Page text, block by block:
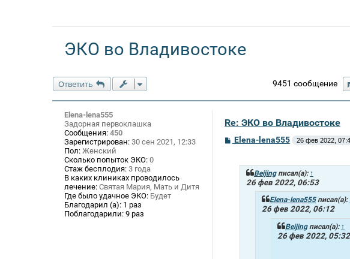
ЭКО во Владивостоке
Ответить 9451 сообщение
Elena-lena555
Задорная первоклашка
Сообщения: 450
Зарегистрирован: 30 сен 2021, 12:33
Пол: Женский
Сколько попыток ЭКО: 0
Стаж бесплодия: 3 года
В каких клиниках проводилось
лечение: Святая Мария, Мать и Дитя
Где было удачное ЭКО: Будет
Благодарил (а): 1 раз
Поблагодарили: 9 раз
Re: ЭКО во Владивостоке
СElena-lena555 26 фев 2022,
Beijingписал(а): ↑
26 фев 2022, 06:53
Elena-lena555писал(а):
26 фев 2022, 06:12
Beijingписал(а): ↑
26 фев 2022, 05:32